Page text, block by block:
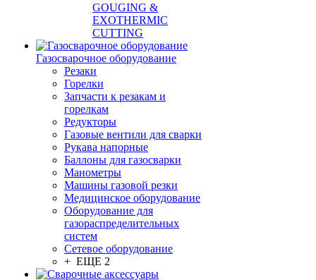
GOUGING &
EXOTHERMIC
CUTTING
Газосварочное оборудование
Резаки
Горелки
Запчасти к резакам и
горелкам
Редукторы
Газовые вентили для сварки
Рукава напорные
Баллоны для газосварки
Манометры
Машины газовой резки
Медицинское оборудование
Оборудование для
газораспределительных
систем
Сетевое оборудование
+ ЕЩЕ 2